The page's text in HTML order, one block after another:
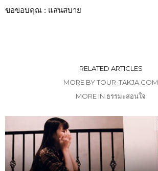
ขอขอบคุณ : แสนสบาย
RELATED ARTICLES
MORE BY TOUR-TAKJA.COM
MORE IN ธรรมะสอนใจ